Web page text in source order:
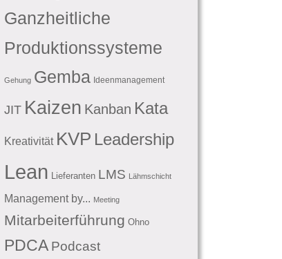
Ganzheitliche
Produktionssysteme
Gehung Gemba Ideenmanagement
JIT Kaizen Kanban Kata
Kreativität KVP Leadership
Lean Lieferanten LMS Lähmschicht
Management by... Meeting
Mitarbeiterführung Ohno
PDCA Podcast